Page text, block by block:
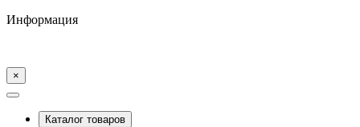
Информация
×
Каталог товаров